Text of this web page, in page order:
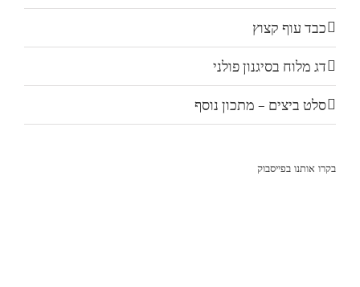
כבד עוף קצוץ
דג מלוח בסיגנון פולני
סלט ביצים – מתכון נוסף
בקרו אותנו בפייסבוק